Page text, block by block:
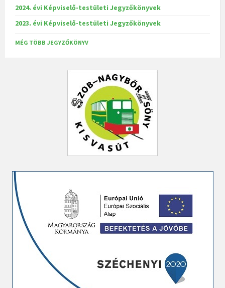
2024. évi Képviselő-testületi Jegyzőkönyvek
2023. évi Képviselő-testületi Jegyzőkönyvek
MÉG TÖBB JEGYZŐKÖNYV